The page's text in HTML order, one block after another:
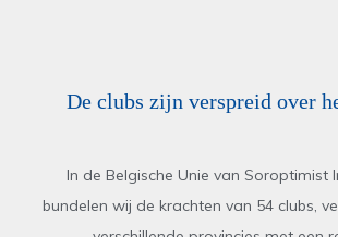
De clubs zijn verspreid over
In de Belgische Unie van Soroptimist
bundelen wij de krachten van 54 clubs,